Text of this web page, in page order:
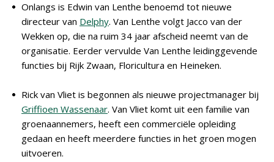
Onlangs is Edwin van Lenthe benoemd tot nieuwe
directeur van Delphy. Van Lenthe volgt Jacco van der
Wekken op, die na ruim 34 jaar afscheid neemt van de
organisatie. Eerder vervulde Van Lenthe leidinggevende
functies bij Rijk Zwaan, Floricultura en Heineken.
Rick van Vliet is begonnen als nieuwe projectmanager bij
Griffioen Wassenaar. Van Vliet komt uit een familie van
groenaannemers, heeft een commerciële opleiding
gedaan en heeft meerdere functies in het groen mogen
uitvoeren.